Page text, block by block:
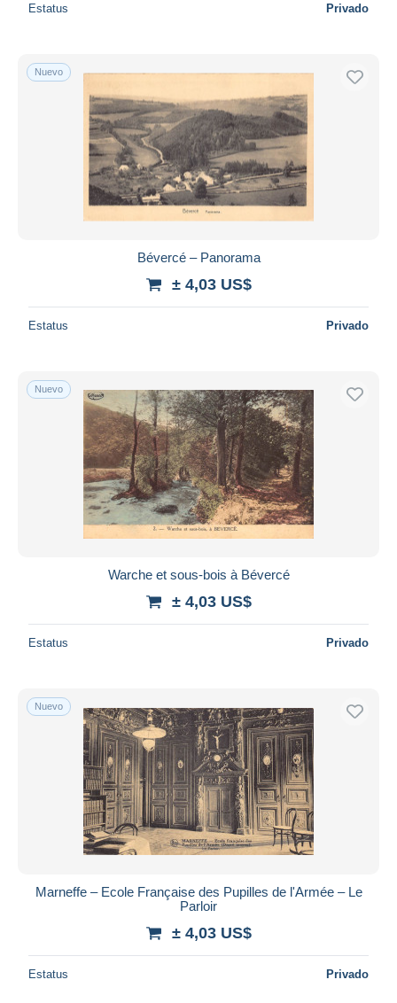
Estatus Privado
Nuevo
Bévercé – Panorama
± 4,03 US$
Estatus Privado
Nuevo
Warche et sous-bois à Bévercé
± 4,03 US$
Estatus Privado
Nuevo
Marneffe – Ecole Française des Pupilles de l'Armée – Le
Parloir
± 4,03 US$
Estatus Privado